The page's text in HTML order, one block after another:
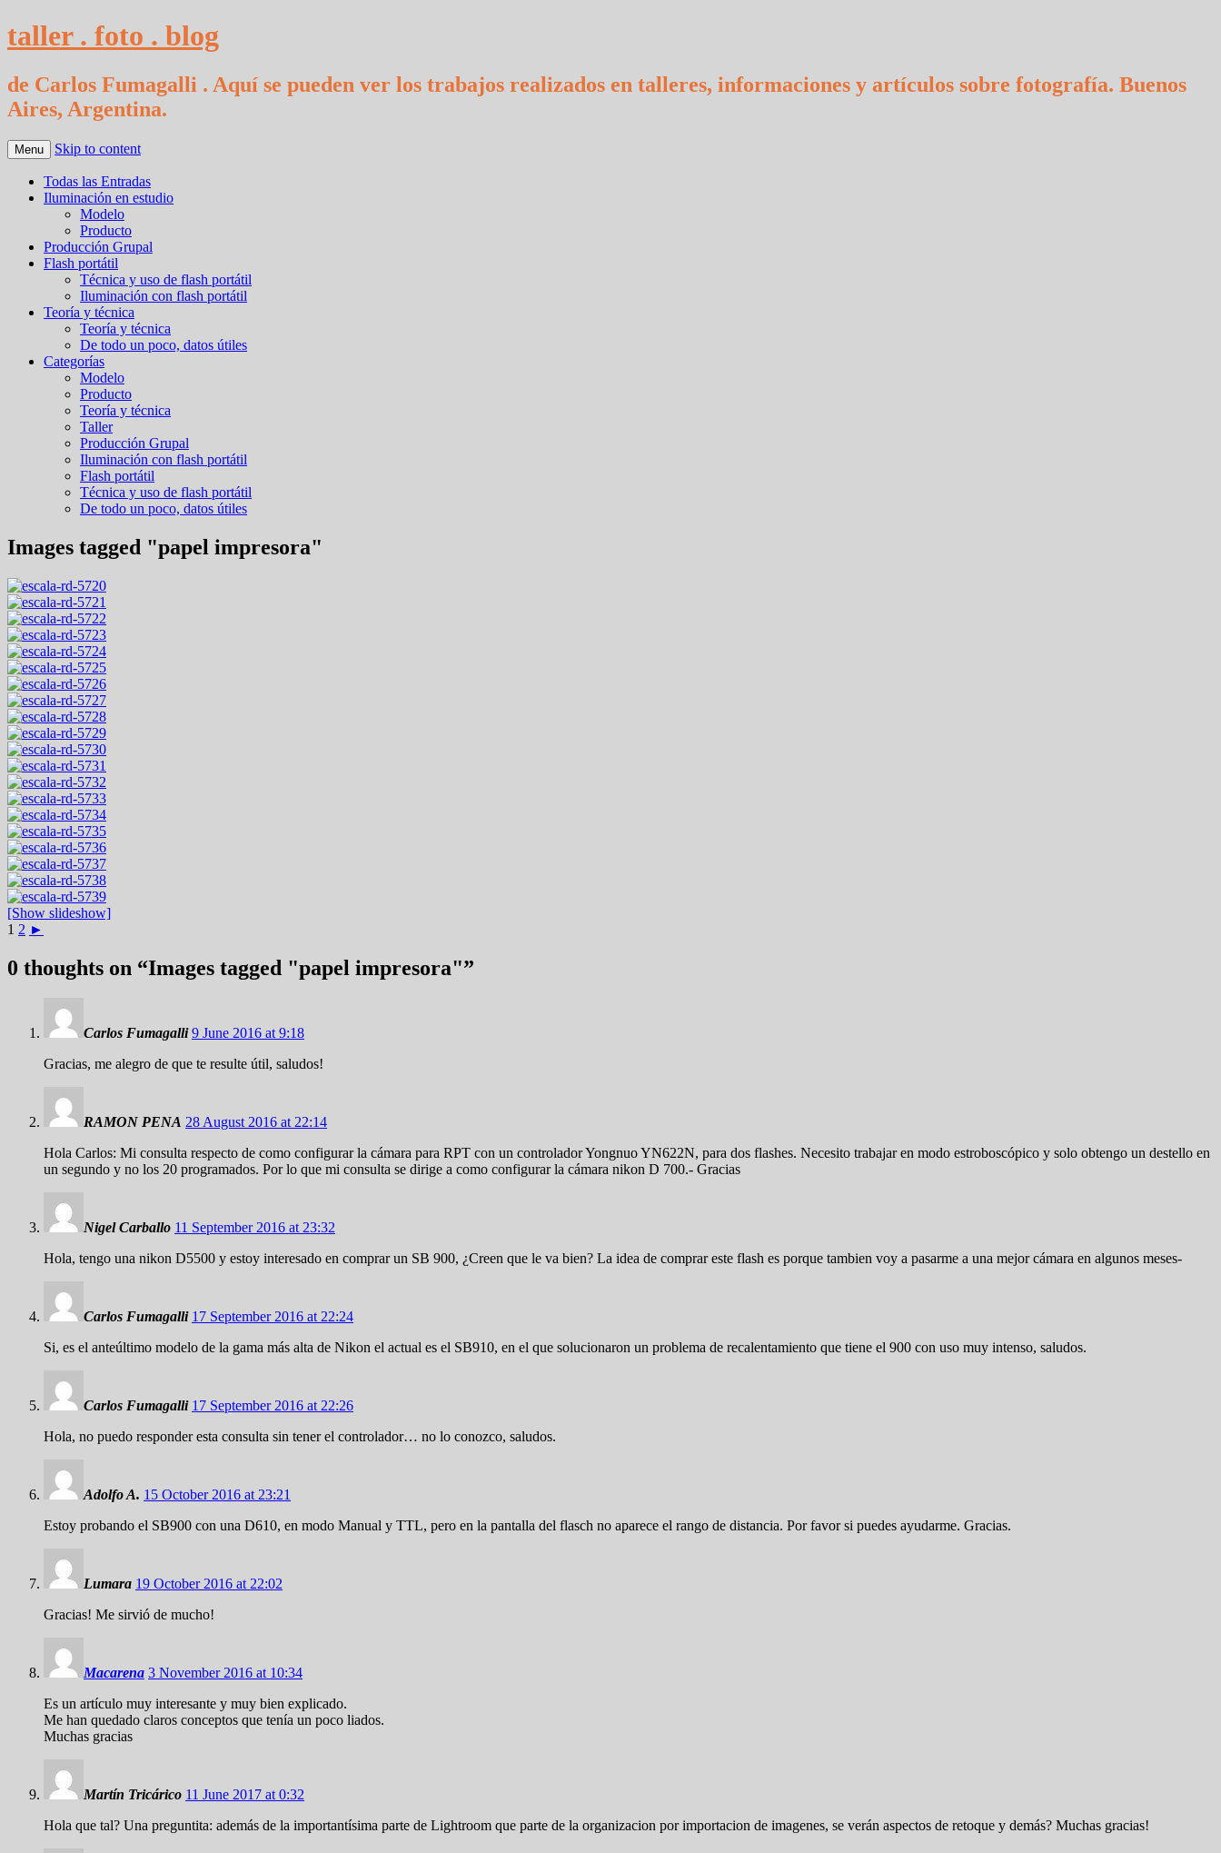
taller . foto . blog
de Carlos Fumagalli . Aquí se pueden ver los trabajos realizados en talleres, informaciones y artículos sobre fotografía. Buenos
Aires, Argentina.
Menu Skip to content
Todas las Entradas
Iluminación en estudio
Modelo
Producto
Producción Grupal
Flash portátil
Técnica y uso de flash portátil
Iluminación con flash portátil
Teoría y técnica
Teoría y técnica
De todo un poco, datos útiles
Categorías
Modelo
Producto
Teoría y técnica
Taller
Producción Grupal
Iluminación con flash portátil
Flash portátil
Técnica y uso de flash portátil
De todo un poco, datos útiles
Images tagged "papel impresora"
[Show slideshow]
1 2 ►
0 thoughts on “Images tagged "papel impresora"”
Carlos Fumagalli 9 June 2016 at 9:18
Gracias, me alegro de que te resulte útil, saludos!
RAMON PENA 28 August 2016 at 22:14
Hola Carlos: Mi consulta respecto de como configurar la cámara para RPT con un controlador Yongnuo YN622N, para dos flashes. Necesito trabajar en modo estroboscópico y solo obtengo un destello en
un segundo y no los 20 programados. Por lo que mi consulta se dirige a como configurar la cámara nikon D 700.- Gracias
Nigel Carballo 11 September 2016 at 23:32
Hola, tengo una nikon D5500 y estoy interesado en comprar un SB 900, ¿Creen que le va bien? La idea de comprar este flash es porque tambien voy a pasarme a una mejor cámara en algunos meses-
Carlos Fumagalli 17 September 2016 at 22:24
Si, es el anteúltimo modelo de la gama más alta de Nikon el actual es el SB910, en el que solucionaron un problema de recalentamiento que tiene el 900 con uso muy intenso, saludos.
Carlos Fumagalli 17 September 2016 at 22:26
Hola, no puedo responder esta consulta sin tener el controlador… no lo conozco, saludos.
Adolfo A. 15 October 2016 at 23:21
Estoy probando el SB900 con una D610, en modo Manual y TTL, pero en la pantalla del flasch no aparece el rango de distancia. Por favor si puedes ayudarme. Gracias.
Lumara 19 October 2016 at 22:02
Gracias! Me sirvió de mucho!
Macarena 3 November 2016 at 10:34
Es un artículo muy interesante y muy bien explicado.
Me han quedado claros conceptos que tenía un poco liados.
Muchas gracias
Martín Tricárico 11 June 2017 at 0:32
Hola que tal? Una preguntita: además de la importantísima parte de Lightroom que parte de la organizacion por importacion de imagenes, se verán aspectos de retoque y demás? Muchas gracias!